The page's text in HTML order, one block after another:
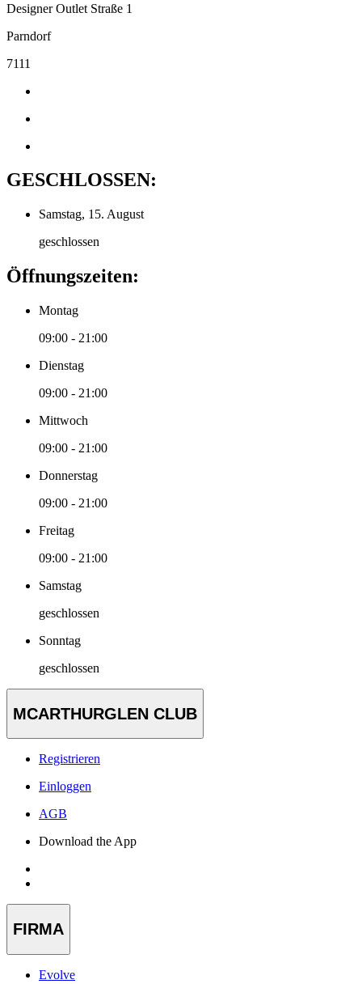
Designer Outlet Straße 1
Parndorf
7111
GESCHLOSSEN:
Samstag, 15. August
geschlossen
Öffnungszeiten:
Montag
09:00 - 21:00
Dienstag
09:00 - 21:00
Mittwoch
09:00 - 21:00
Donnerstag
09:00 - 21:00
Freitag
09:00 - 21:00
Samstag
geschlossen
Sonntag
geschlossen
MCARTHURGLEN CLUB
Registrieren
Einloggen
AGB
Download the App
FIRMA
Evolve